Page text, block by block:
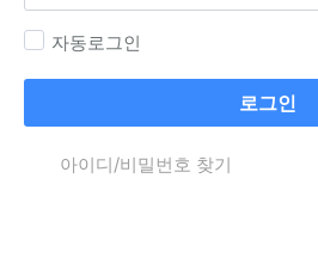
자동로그인
로그인
아이디/비밀번호 찾기